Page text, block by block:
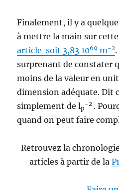
Finalement, il y a
à mettre la main sur
article soit 3,83 1069 m-2
surprenant de constater
moins de la valeur en
dimension adéquate. Dit
simplement de lp
-2 .
quand on peut faire
Retrouvez la
articles à partir de la